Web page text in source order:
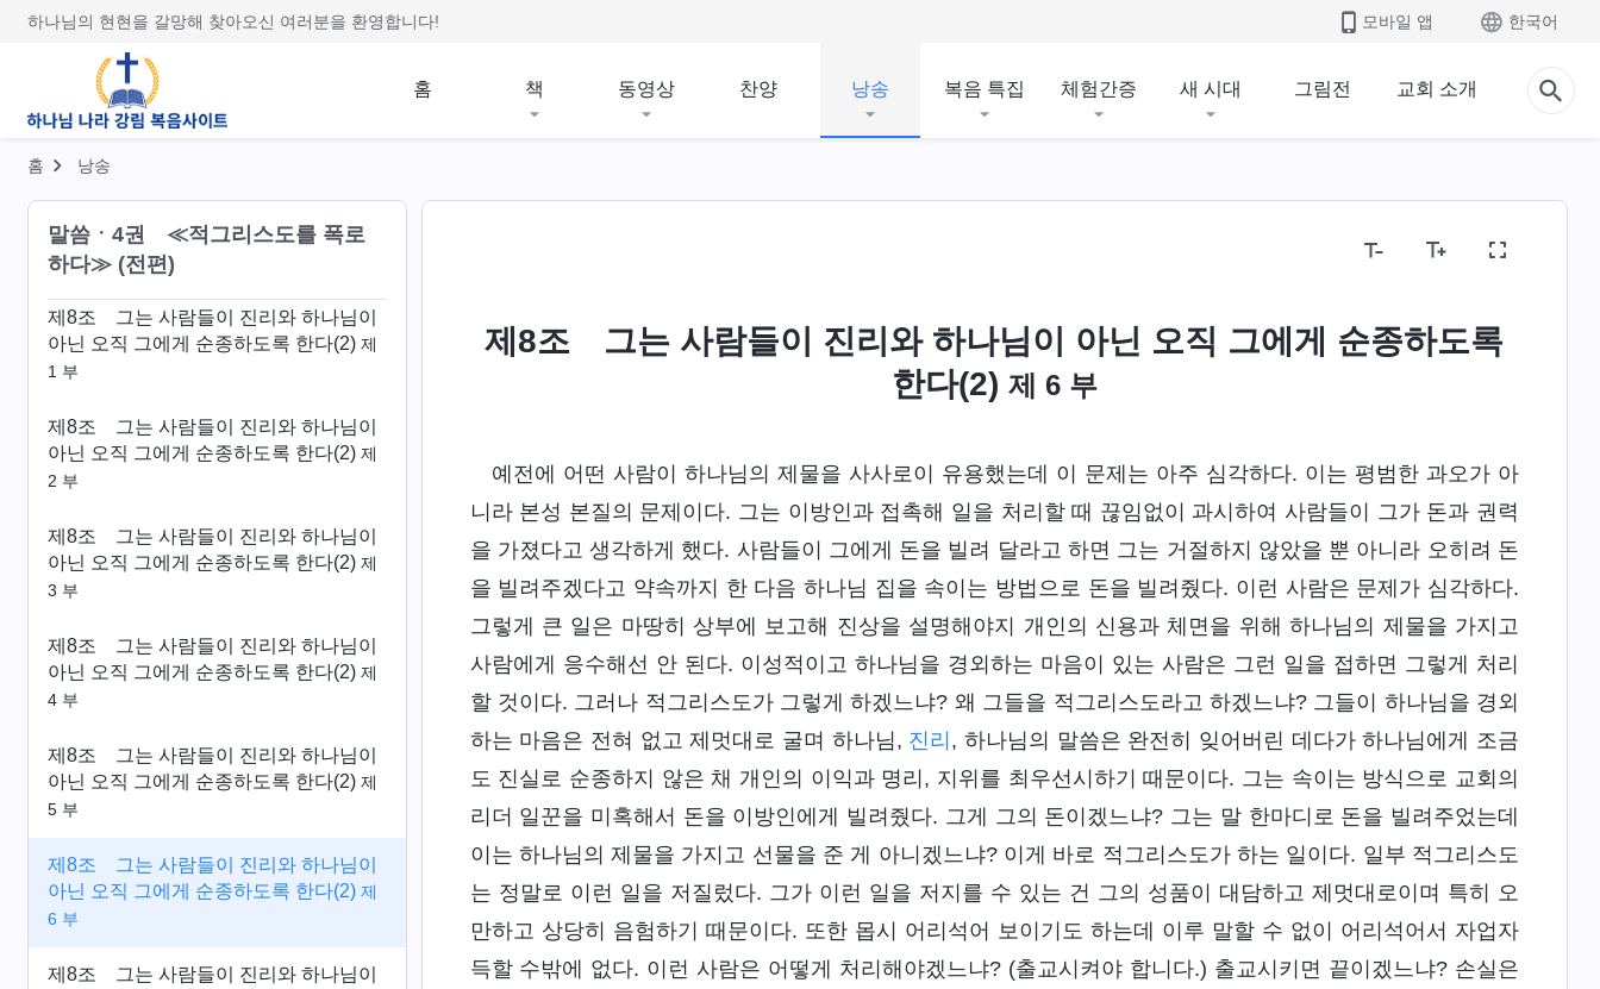
하나님의 현현을 갈망해 찾아오신 여러분을 환영합니다! 모바일 앱 한국어
홈 책 동영상 찬양 낭송 복음 특집 체험간증 새 시대 그림전 교회 소개
홈 낭송
말씀ㆍ4권 ≪적그리스도를 폭로
하다≫ (전편)
아닌 오직 그에게 순종하도록 한다(1)제
제8조 그는 사람들이 진리와 하나님이
아닌 오직 그에게 순종하도록 한다(1)
제8조 그는 사람들이 진리와 하나님이
아닌 오직 그에게 순종하도록 한다(1)제
7 부
제8조 그는 사람들이 진리와 하나님이
아닌 오직 그에게 순종하도록 한다(2) 제
1 부
제8조 그는 사람들이 진리와 하나님이
아닌 오직 그에게 순종하도록 한다(2) 제
2 부
제8조 그는 사람들이 진리와 하나님이
아닌 오직 그에게 순종하도록 한다(2) 제
3 부
제8조 그는 사람들이 진리와 하나님이
아닌 오직 그에게 순종하도록 한다(2) 제
4 부
제8조 그는 사람들이 진리와 하나님이
아닌 오직 그에게 순종하도록 한다(2) 제
5 부
제8조 그는 사람들이 진리와 하나님이
아닌 오직 그에게 순종하도록 한다(2) 제
6 부
제8조 그는 사람들이 진리와 하나님이
제8조 그는 사람들이 진리와 하나님이 아닌 오직 그에게 순종하도록
한다(2) 제 6 부
예전에 어떤 사람이 하나님의 제물을 사사로이 유용했는데 이 문제는 아주 심각하다. 이는 평범한 과오가 아
니라 본성 본질의 문제이다. 그는 이방인과 접촉해 일을 처리할 때 끊임없이 과시하여 사람들이 그가 돈과 권력
을 가졌다고 생각하게 했다. 사람들이 그에게 돈을 빌려 달라고 하면 그는 거절하지 않았을 뿐 아니라 오히려 돈
을 빌려주겠다고 약속까지 한 다음 하나님 집을 속이는 방법으로 돈을 빌려줬다. 이런 사람은 문제가 심각하다.
그렇게 큰 일은 마땅히 상부에 보고해 진상을 설명해야지 개인의 신용과 체면을 위해 하나님의 제물을 가지고
사람에게 응수해선 안 된다. 이성적이고 하나님을 경외하는 마음이 있는 사람은 그런 일을 접하면 그렇게 처리
할 것이다. 그러나 적그리스도가 그렇게 하겠느냐? 왜 그들을 적그리스도라고 하겠느냐? 그들이 하나님을 경외
하는 마음은 전혀 없고 제멋대로 굴며 하나님, 진리 , 하나님의 말씀은 완전히 잊어버린 데다가 하나님에게 조금
도 진실로 순종하지 않은 채 개인의 이익과 명리, 지위를 최우선시하기 때문이다. 그는 속이는 방식으로 교회의
리더 일꾼을 미혹해서 돈을 이방인에게 빌려줬다. 그게 그의 돈이겠느냐? 그는 말 한마디로 돈을 빌려주었는데
이는 하나님의 제물을 가지고 선물을 준 게 아니겠느냐? 이게 바로 적그리스도가 하는 일이다. 일부 적그리스도
는 정말로 이런 일을 저질렀다. 그가 이런 일을 저지를 수 있는 건 그의 성품이 대담하고 제멋대로이며 특히 오
만하고 상당히 음험하기 때문이다. 또한 몹시 어리석어 보이기도 하는데 이루 말할 수 없이 어리석어서 자업자
득할 수밖에 없다. 이런 사람은 어떻게 처리해야겠느냐? (출교시켜야 합니다.) 출교시키면 끝이겠느냐? 손실은